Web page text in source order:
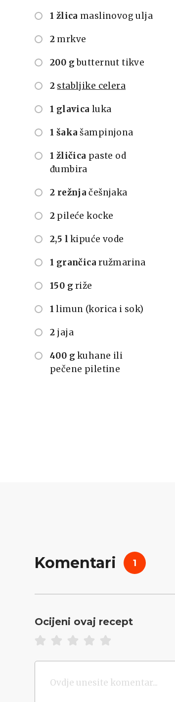
1 žlica maslinovog ulja
2 mrkve
200 g butternut tikve
2 stabljike celera
1 glavica luka
1 šaka šampinjona
1 žličica paste od
đumbira
2 režnja češnjaka
2 pileće kocke
2,5 l kipuće vode
1 grančica ružmarina
150 g riže
1 limun (korica i sok)
2 jaja
400 g kuhane ili
pečene piletine
Komentari 1
Ocijeni ovaj recept